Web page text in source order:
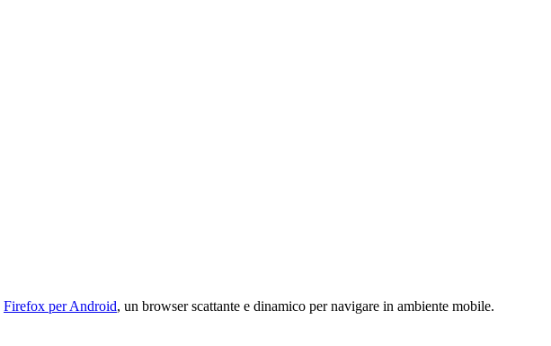
Firefox per Android, un browser scattante e dinamico per navigare in ambiente mobile.